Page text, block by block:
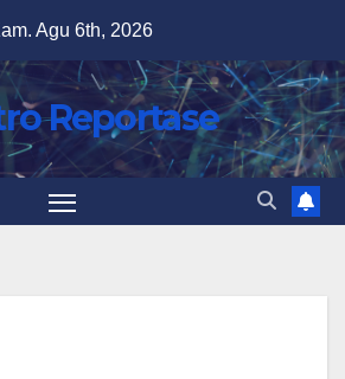
Agu 6th, 2026
Reportase